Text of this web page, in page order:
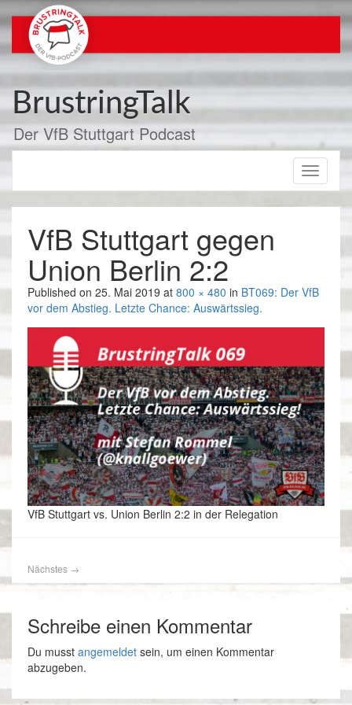
Inhalt
springen
BrustringTalk
Der VfB Stuttgart Podcast
Toggle
VfB Stuttgart gegen
Union Berlin 2:2
Published on 25. Mai 2019 at 800 × 480 in BT069: Der VfB
vor dem Abstieg. Letzte Chance: Auswärtssieg.
VfB Stuttgart vs. Union Berlin 2:2 in der Relegation
Nächstes →
Schreibe einen Kommentar
Du musst angemeldet sein, um einen Kommentar
abzugeben.